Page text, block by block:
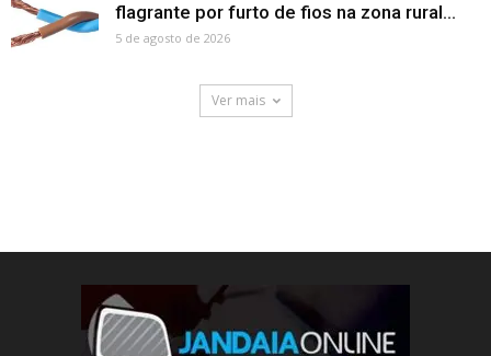
flagrante por furto de fios na zona rural...
5 de agosto de 2026
Ver mais